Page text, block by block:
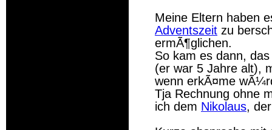
Meine Eltern haben
Adventszeit zu
ermÃ¶glichen.
So kam es dann,
(er war 5 Jahre alt),
wenn erkÃ¤me
Tja Rechnung ohne
ich dem Nikolaus,